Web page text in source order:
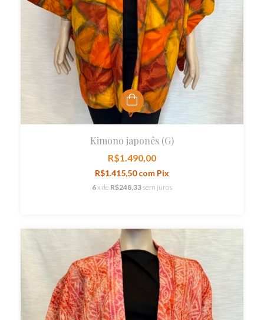
Kimono japonês (G)
R$1.490,00
R$1.415,50com Pix
6x de R$248,33 sem juros